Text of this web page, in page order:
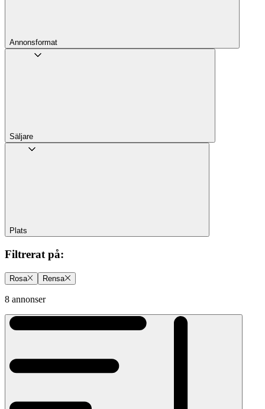
Annons­format
Säljare
Plats
Filtrerat på:
Rosa Rensa
8 annonser